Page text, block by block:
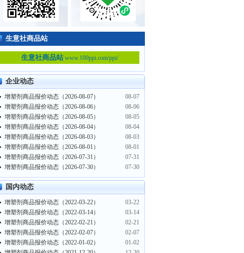
生意社商品站
生意社商品站www.100ppi.com/ppi/
企业动态
增塑剂商品报价动态（2026-08-07）
08-07
增塑剂商品报价动态（2026-08-06）
08-06
增塑剂商品报价动态（2026-08-05）
08-05
增塑剂商品报价动态（2026-08-04）
08-04
增塑剂商品报价动态（2026-08-03）
08-03
增塑剂商品报价动态（2026-08-01）
08-01
增塑剂商品报价动态（2026-07-31）
07-31
增塑剂商品报价动态（2026-07-30）
07-30
国内动态
增塑剂商品报价动态（2022-03-22）
03-22
增塑剂商品报价动态（2022-03-14）
03-14
增塑剂商品报价动态（2022-02-21）
02-21
增塑剂商品报价动态（2022-02-07）
02-07
增塑剂商品报价动态（2022-01-02）
01-02